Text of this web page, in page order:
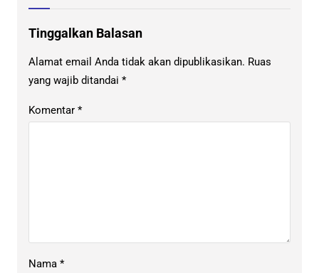
Tinggalkan Balasan
Alamat email Anda tidak akan dipublikasikan. Ruas
yang wajib ditandai *
Komentar *
Nama *